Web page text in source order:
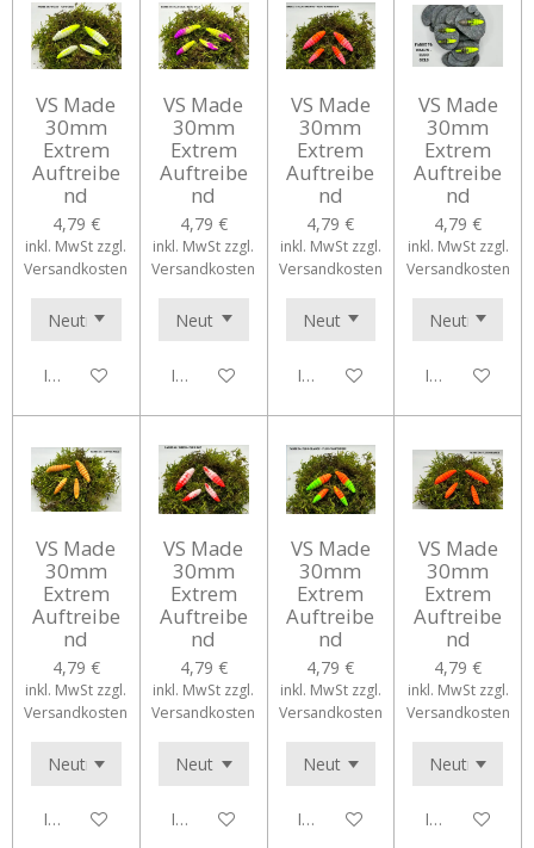
VS Made
30mm
Extrem
Auftreibe
nd
4,79 €
inkl. MwSt zzgl.
Versandkosten
In den Warenkorb
VS Made
30mm
Extrem
Auftreibe
nd
4,79 €
inkl. MwSt zzgl.
Versandkosten
In den Warenkorb
VS Made
30mm
Extrem
Auftreibe
nd
4,79 €
inkl. MwSt zzgl.
Versandkosten
In den Warenkorb
VS Made
30mm
Extrem
Auftreibe
nd
4,79 €
inkl. MwSt zzgl.
Versandkosten
In den
VS Made
30mm
Extrem
Auftreibe
nd
4,79 €
inkl. MwSt zzgl.
Versandkosten
In den Warenkorb
VS Made
30mm
Extrem
Auftreibe
nd
4,79 €
inkl. MwSt zzgl.
Versandkosten
In den Warenkorb
VS Made
30mm
Extrem
Auftreibe
nd
4,79 €
inkl. MwSt zzgl.
Versandkosten
In den Warenkorb
VS Made
30mm
Extrem
Auftreibe
nd
4,79 €
inkl. MwSt zzgl.
Versandkosten
In den